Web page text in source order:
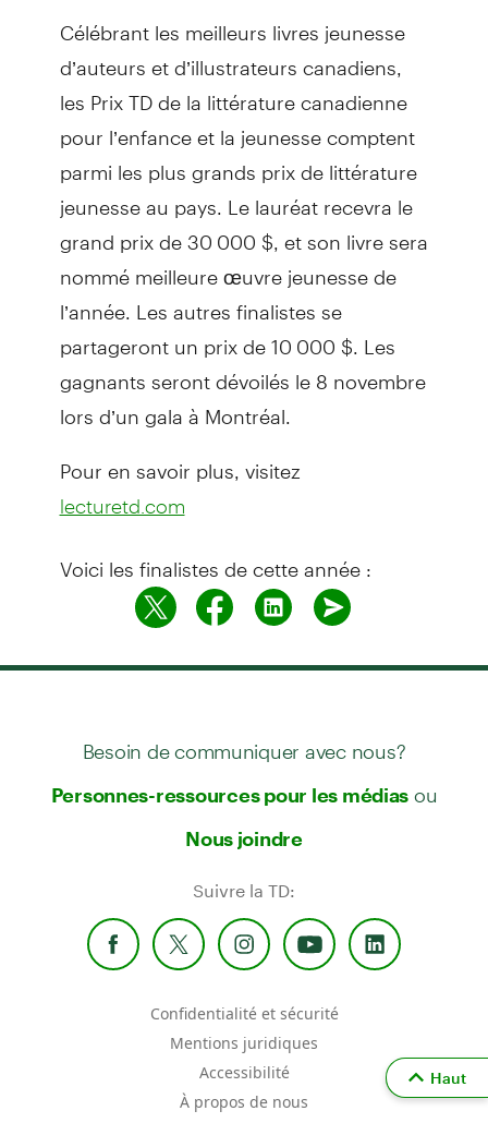
Célébrant les meilleurs livres jeunesse
d’auteurs et d’illustrateurs canadiens,
les Prix TD de la littérature canadienne
pour l’enfance et la jeunesse comptent
parmi les plus grands prix de littérature
jeunesse au pays. Le lauréat recevra le
grand prix de 30 000 $, et son livre sera
nommé meilleure œuvre jeunesse de
l’année. Les autres finalistes se
partageront un prix de 10 000 $. Les
gagnants seront dévoilés le 8 novembre
lors d’un gala à Montréal.
Pour en savoir plus, visitez
lecturetd.com
Voici les finalistes de cette année :
Besoin de communiquer avec nous?
Personnes-ressources pour les médias ou
Nous joindre
Suivre la TD:
Confidentialité et sécurité
Mentions juridiques
Accessibilité
À propos de nous
Haut